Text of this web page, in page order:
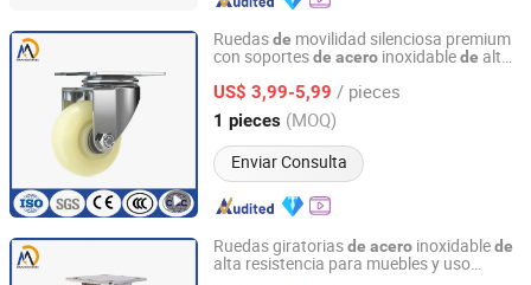
Ruedasde movilidad silenciosa premium
con soportesde acero inoxidablede alta
US$ 3,99-5,99 / pieces
1 pieces (MOQ)
Enviar Consulta
Medek (Hebei) Metal Products Co., Ltd.
Hebei, China Desde 2025
Ruedas giratoriasde acero inoxidablede
alta resistencia para muebles y uso
Medek (Hebei) Metal Products Co., Ltd.